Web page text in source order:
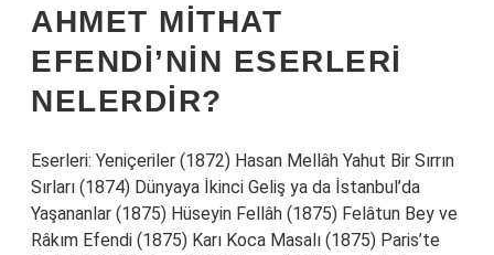
AHMET MITHAT
EFENDI’NIN ESERLERI
NELERDIR?
Eserleri: Yeniçeriler (1872) Hasan Mellâh Yahut Bir Sırrın
Sırları (1874) Dünyaya İkinci Geliş ya da İstanbul’da
Yaşananlar (1875) Hüseyin Fellâh (1875) Felâtun Bey ve
Râkım Efendi (1875) Karı Koca Masalı (1875) Paris’te